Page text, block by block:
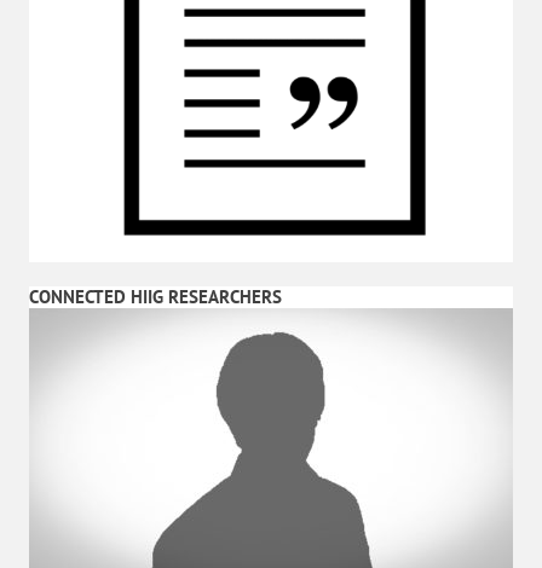
CONNECTED HIIG RESEARCHERS